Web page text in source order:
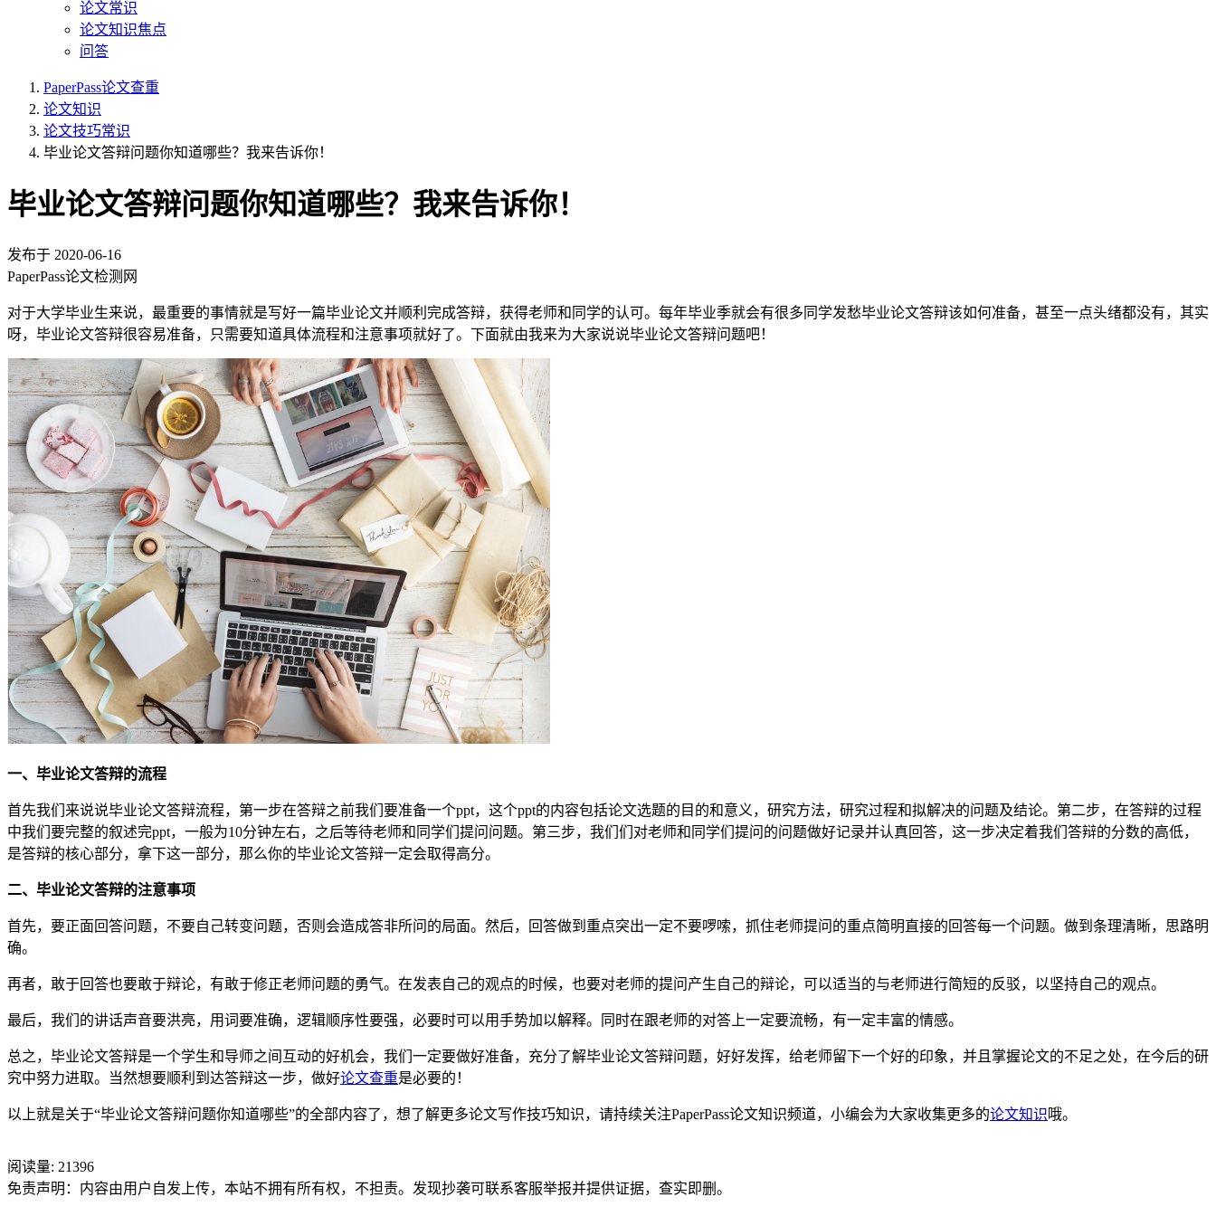
论文常识
论文知识焦点
问答
PaperPass论文查重
论文知识
论文技巧常识
毕业论文答辩问题你知道哪些？我来告诉你！
毕业论文答辩问题你知道哪些？我来告诉你！
发布于 2020-06-16
PaperPass论文检测网
对于大学毕业生来说，最重要的事情就是写好一篇毕业论文并顺利完成答辩，获得老师和同学的认可。每年毕业季就会有很多同学发愁毕业论文答辩该如何准备，甚至一点头绪都没有，其实
呀，毕业论文答辩很容易准备，只需要知道具体流程和注意事项就好了。下面就由我来为大家说说毕业论文答辩问题吧！
一、毕业论文答辩的流程
首先我们来说说毕业论文答辩流程，第一步在答辩之前我们要准备一个ppt，这个ppt的内容包括论文选题的目的和意义，研究方法，研究过程和拟解决的问题及结论。第二步，在答辩的过程
中我们要完整的叙述完ppt，一般为10分钟左右，之后等待老师和同学们提问问题。第三步，我们们对老师和同学们提问的问题做好记录并认真回答，这一步决定着我们答辩的分数的高低，
是答辩的核心部分，拿下这一部分，那么你的毕业论文答辩一定会取得高分。
二、毕业论文答辩的注意事项
首先，要正面回答问题，不要自己转变问题，否则会造成答非所问的局面。然后，回答做到重点突出一定不要啰嗦，抓住老师提问的重点简明直接的回答每一个问题。做到条理清晰，思路明
确。
再者，敢于回答也要敢于辩论，有敢于修正老师问题的勇气。在发表自己的观点的时候，也要对老师的提问产生自己的辩论，可以适当的与老师进行简短的反驳，以坚持自己的观点。
最后，我们的讲话声音要洪亮，用词要准确，逻辑顺序性要强，必要时可以用手势加以解释。同时在跟老师的对答上一定要流畅，有一定丰富的情感。
总之，毕业论文答辩是一个学生和导师之间互动的好机会，我们一定要做好准备，充分了解毕业论文答辩问题，好好发挥，给老师留下一个好的印象，并且掌握论文的不足之处，在今后的研
究中努力进取。当然想要顺利到达答辩这一步，做好论文查重是必要的！
以上就是关于“毕业论文答辩问题你知道哪些”的全部内容了，想了解更多论文写作技巧知识，请持续关注PaperPass论文知识频道，小编会为大家收集更多的论文知识哦。
阅读量: 21396
免责声明：内容由用户自发上传，本站不拥有所有权，不担责。发现抄袭可联系客服举报并提供证据，查实即删。